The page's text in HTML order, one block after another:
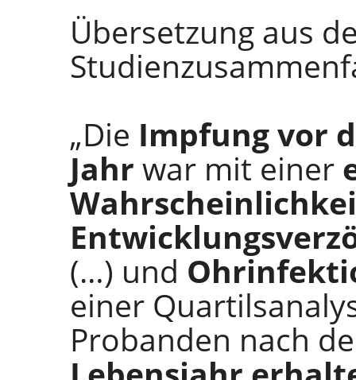
Übersetzung aus
„Die Impfung vor
Jahr war mit einer
(…) und
einer
Probanden nach